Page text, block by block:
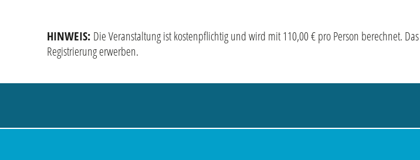
HINWEIS: Die Veranstaltung ist kostenpflichtig und wird mit 110,00 € pro Person berechnet.
Registrierung erwerben.